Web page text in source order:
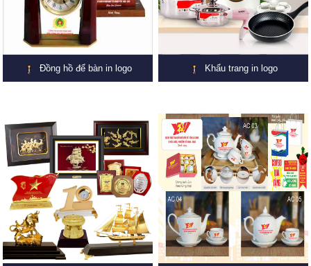
Đồng hồ để bàn in logo Khẩu trang in logo